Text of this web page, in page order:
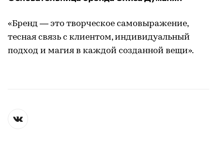
«Бренд — это творческое самовыражение,
тесная связь с клиентом, индивидуальный
подход и магия в каждой созданной вещи».